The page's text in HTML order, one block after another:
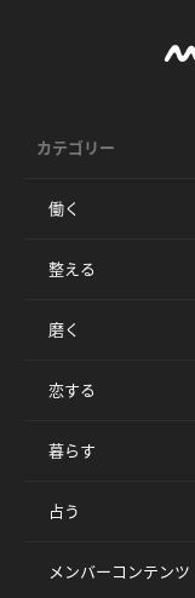
カテゴリー
働く
整える
磨く
恋する
暮らす
占う
メンバーコンテンツ